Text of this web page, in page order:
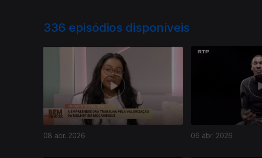
336 episódios disponíveis
08 abr. 2026 06 abr. 2026